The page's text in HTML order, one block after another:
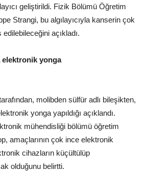
geliştirildi. Fizik Bölümü Öğretim
Strangi, bu algılayıcıyla kanserin çok
açıkladı.
elektronik yonga
molibden sülfür adlı bileşikten,
yonga yapıldığı açıklandı.
mühendisliği bölümü öğretim
amaçlarının çok ince elektronik
cihazların küçültülüp
olduğunu belirtti.